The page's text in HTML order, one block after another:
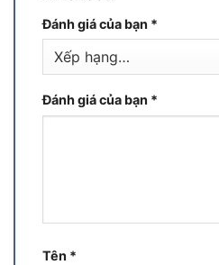
Đánh giá của bạn *
Đánh giá của bạn *
Tên *